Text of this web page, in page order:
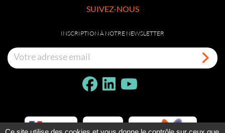
SUIVEZ-NOUS
INSCRIPTION À NOTRE NEWSLETTER